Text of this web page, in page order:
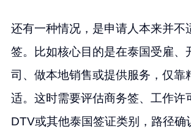
还有一种情况，是申请人本来并不
签。比如核心目的是在泰国受雇、
司、做本地销售或提供服务，仅靠
适。这时需要评估商务签、工作许
DTV或其他泰国签证类别，路径确